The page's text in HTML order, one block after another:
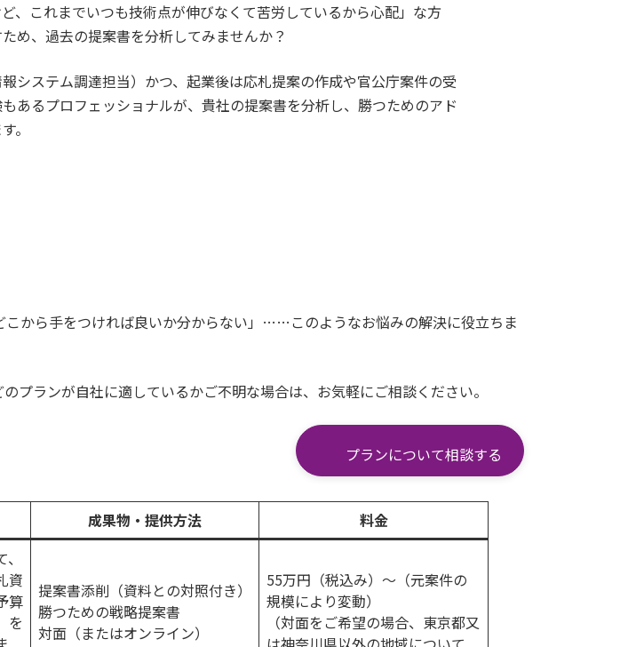
、これまでいつも技術点が伸びなくて苦労しているから心配」な方
め、過去の提案書を分析してみませんか？
システム調達担当）かつ、起業後は応札提案の作成や官公庁案件の受
あるプロフェッショナルが、貴社の提案書を分析し、勝つためのアド
。
こから手をつければ良いか分からない」……このようなお悩みの解決に役立ちま
プランが自社に適しているかご不明な場合は、お気軽にご相談ください。
プランについて相談する
成果物・提供方法 料金
資
算
を
提案書添削（資料との対照付き）
勝つための戦略提案書
対面（またはオンライン）
55万円（税込み）～（元案件の
規模により変動）
（対面をご希望の場合、東京都又